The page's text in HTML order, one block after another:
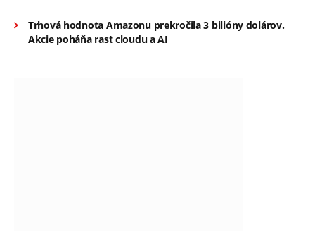
Trhová hodnota Amazonu prekročila 3 bilióny dolárov.
Akcie poháňa rast cloudu a AI